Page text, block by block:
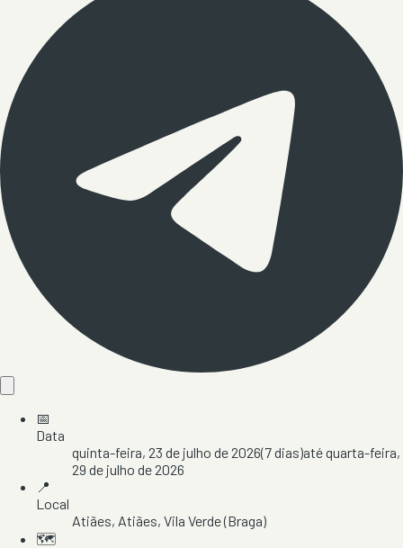
📅
Data
quinta-feira, 23 de julho de 2026(7dias)atéquarta-feira,
29 de julho de 2026
📍
Local
Atiães, Atiães, Vila Verde(Braga)
🗺️